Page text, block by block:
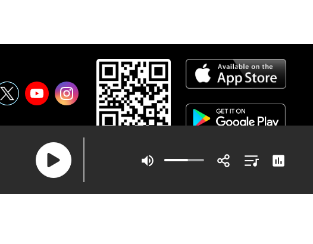
ข้อกำหนดและเงื่อนไข | นโยบายความเป็นส่วนตัว